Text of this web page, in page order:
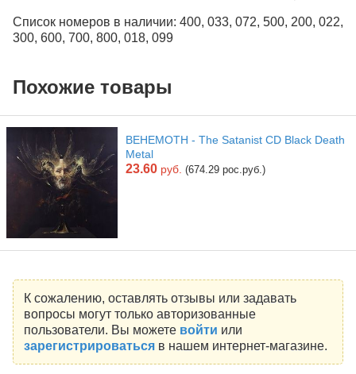
Список номеров в наличии: 400, 033, 072, 500, 200, 022,
300, 600, 700, 800, 018, 099
Похожие товары
BEHEMOTH - The Satanist CD Black Death
Metal
23.60 руб. (674.29 рос.руб.)
К сожалению, оставлять отзывы или задавать
вопросы могут только авторизованные
пользователи. Вы можете войти или
зарегистрироватьсяв нашем интернет-магазине.